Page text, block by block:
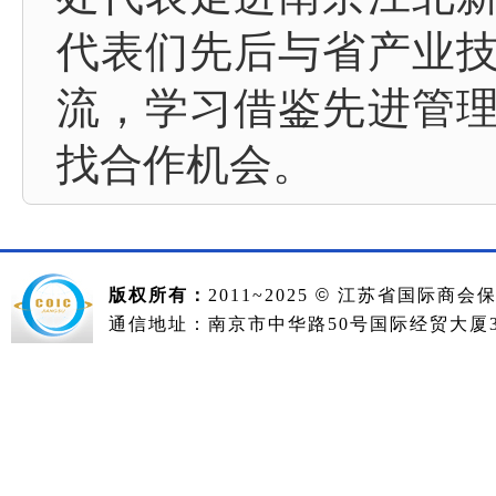
代表们先后与省产业
流，学习借鉴先进管
找合作机会。
版权所有： 2011~2025 © 江苏省国际商会
通信地址：南京市中华路50号国际经贸大